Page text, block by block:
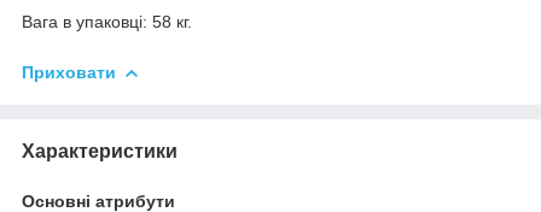
Вага в упаковці: 58 кг.
Приховати
Характеристики
Основні атрибути